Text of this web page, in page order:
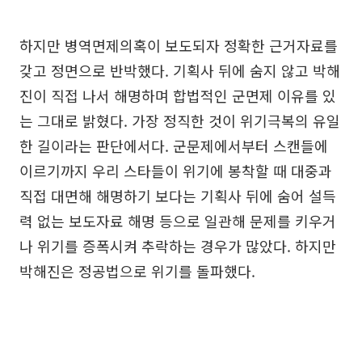
하지만 병역면제의혹이 보도되자 정확한 근거자료를
갖고 정면으로 반박했다. 기획사 뒤에 숨지 않고 박해
진이 직접 나서 해명하며 합법적인 군면제 이유를 있
는 그대로 밝혔다. 가장 정직한 것이 위기극복의 유일
한 길이라는 판단에서다. 군문제에서부터 스캔들에
이르기까지 우리 스타들이 위기에 봉착할 때 대중과
직접 대면해 해명하기 보다는 기획사 뒤에 숨어 설득
력 없는 보도자료 해명 등으로 일관해 문제를 키우거
나 위기를 증폭시켜 추락하는 경우가 많았다. 하지만
박해진은 정공법으로 위기를 돌파했다.